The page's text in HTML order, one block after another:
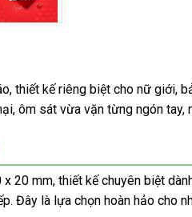
thiết kế riêng biệt cho nữ
ôm sát vừa vặn từng ngón
mm, thiết kế chuyên biệt
Đây là lựa chọn hoàn hảo cho